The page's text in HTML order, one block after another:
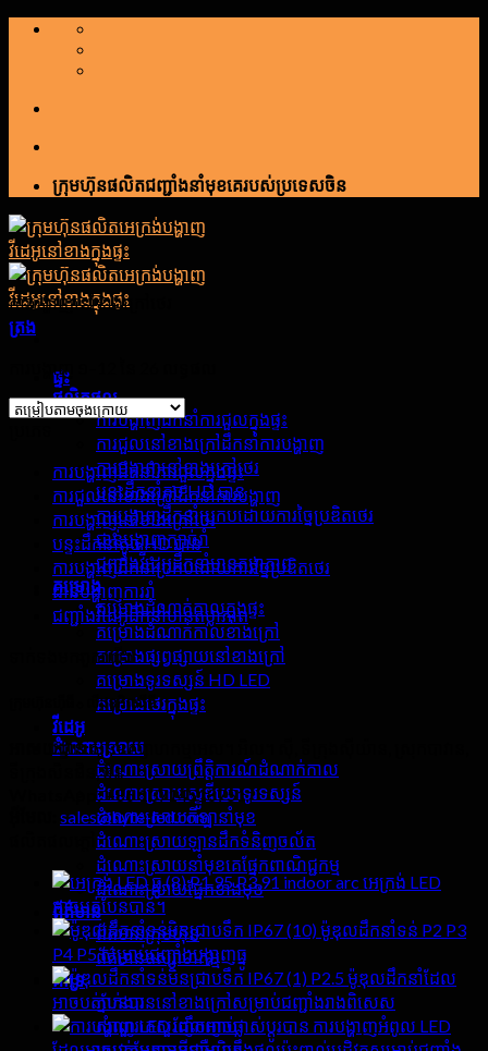
រំលង
ក្រុមហ៊ុនផលិតជញ្ជាំងនាំមុខគេរបស់ប្រទេសចិន
ផ្ទះ
ផលិតផល
ការបង្ហាញដឹកនាំការជួលក្នុងផ្ទះ
ការជួលនៅខាងក្រៅដឹកនាំការបង្ហាញ
ការបង្ហាញនៅខាងក្រៅថេរ
បន្ទះដឹកនាំតូច HD បាន
ការបង្ហាញដឹកនាំប្រកបដោយការច្នៃប្រឌិតថេរ
ជាន់បង្ហាញក្បាច់រាំ
ជញ្ជាំងវីដេអូដឹកនាំមានតម្លាភាព
គម្រោង
គម្រោងដំណាក់កាលក្នុងផ្ទះ
គម្រោងដំណាក់កាលខាងក្រៅ
គម្រោងផ្សព្វផ្សាយនៅខាងក្រៅ
គម្រោងទូរទស្សន៍ HD LED
គម្រោងថេរក្នុងផ្ទះ
វីដេអូ
ដំណោះស្រាយ
ដំណោះស្រាយព្រឹត្តិការណ៍ដំណាក់កាល
ដំណោះស្រាយស្ទូឌីយោទូរទស្សន៍
ដំណោះស្រាយកីឡានាំមុខ
ដំណោះស្រាយឡានដឹកទំនិញចល័ត
ដំណោះស្រាយនាំមុខគេផ្នែកពាណិជ្ជកម្ម
ដំណោះស្រាយផ្នែកខាងមុខ
ព័ត៌មាន
ព័ត៌មានក្រុមហ៊ុន
ព័ត៌មានឧស្សាហកម្ម
គាំទ្រ
ភ្នាក់ងារ
សំណួរគេសួរញឹកញាប់
ការបង្ហាញនៅខាងក្រៅថេរ
ត្រង
ការបង្ហាញ ១–12 នៃ 26 លទ្ធផល
ការបង្ហាញដឹកនាំការជួលក្នុងផ្ទះ
ការជួលនៅខាងក្រៅដឹកនាំការបង្ហាញ
ការបង្ហាញនៅខាងក្រៅថេរ
បន្ទះដឹកនាំតូច HD បាន
ការបង្ហាញដឹកនាំប្រកបដោយការច្នៃប្រឌិតថេរ
ជាន់បង្ហាញការរាំ
ជញ្ជាំងវីដេអូដឹកនាំមានតម្លាភាព
ទាក់ទង​មក​ពួក​យើង
ក្រុមហ៊ុនហ៊ីធី - លីដខូអិលធីឌី
អាសយដ្ឋាន:សួនឧស្សាហកម្មអេស។ អិល។ ស៊ី, ទីក្រុងស៊ីយ៉ាន, ស្រុកបាវាន,
ទីក្រុងសិនជិន, ចិន
WhatsApp:+86 13714518751
sales@hyte-led.com
P1.95 P3.91 indoor arc អេក្រង់ LED
អាចបត់បែនបាន។
ម៉ូឌុលដឹកនាំទន់ P2 P3
P4 P5 សម្រាប់ជញ្ជាំងបង្ហាញធ្នូ
P2.5 ម៉ូឌុលដឹកនាំដែល
អាចបត់បែនបាននៅខាងក្រៅសម្រាប់ជញ្ជាំងរាងពិសេស
ការបង្ហាញអំពូល LED